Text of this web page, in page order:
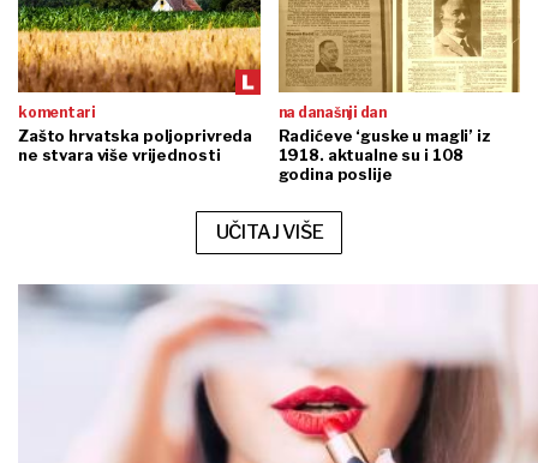
komentari
Zašto hrvatska poljoprivreda
ne stvara više vrijednosti
na današnji dan
Radićeve ‘guske u magli’ iz
1918. aktualne su i 108
godina poslije
UČITAJ VIŠE